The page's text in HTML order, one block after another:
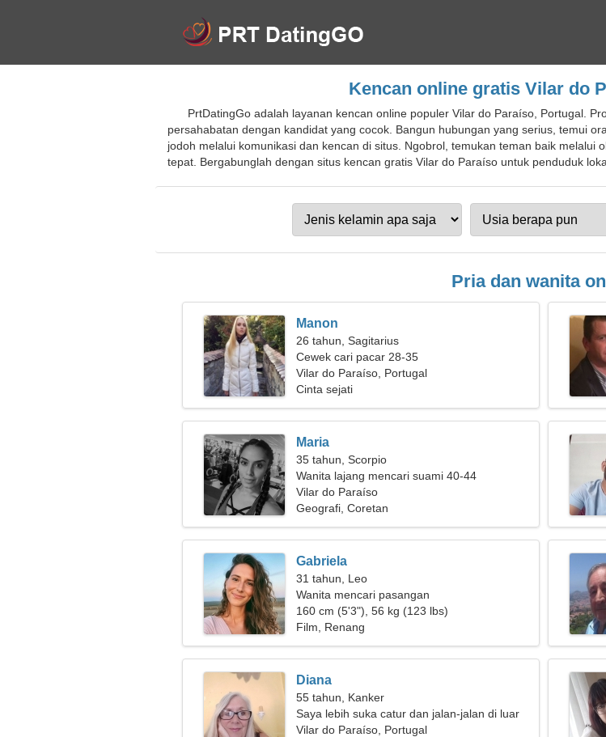
Kencan online gratis Vilar do
PrtDatingGo adalah layanan kencan online populer Vilar do Paraíso, Portugal.
persahabatan dengan kandidat yang cocok. Bangun hubungan yang serius, temui
jodoh melalui komunikasi dan kencan di situs. Ngobrol, temukan teman baik melalui
tepat. Bergabunglah dengan situs kencan gratis Vilar do Paraíso untuk penduduk
Pria dan wanita
Manon
26 tahun, Sagitarius
Cewek cari pacar 28-35
Vilar do Paraíso, Portugal
Cinta sejati
Maria
35 tahun, Scorpio
Wanita lajang mencari suami 40-44
Vilar do Paraíso
Geografi, Coretan
Gabriela
31 tahun, Leo
Wanita mencari pasangan
160 cm (5'3"), 56 kg (123 lbs)
Film, Renang
Diana
55 tahun, Kanker
Saya lebih suka catur dan jalan-jalan di luar
ruangan
Vilar do Paraíso, Portugal